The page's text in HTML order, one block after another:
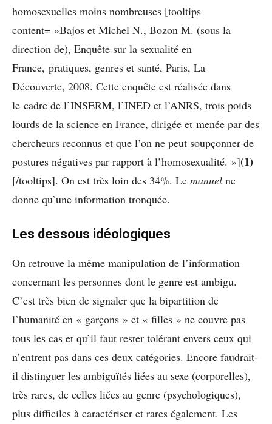
homosexuelles moins nombreuses [tooltips
content= »Bajos et Michel N., Bozon M. (sous la
direction de), Enquête sur la sexualité en
France, pratiques, genres et santé, Paris, La
Découverte, 2008. Cette enquête est réalisée dans
le cadre de l’INSERM, l’INED et l’ANRS, trois poids
lourds de la science en France, dirigée et menée par des
chercheurs reconnus et que l’on ne peut soupçonner de
postures négatives par rapport à l’homosexualité. »](1)
[/tooltips]. On est très loin des 34%. Le manuel ne
donne qu’une information tronquée.
Les dessous idéologiques
On retrouve la même manipulation de l’information
concernant les personnes dont le genre est ambigu.
C’est très bien de signaler que la bipartition de
l’humanité en « garçons » et « filles » ne couvre pas
tous les cas et qu’il faut rester tolérant envers ceux qui
n’entrent pas dans ces deux catégories. Encore faudrait-
il distinguer les ambiguïtés liées au sexe (corporelles),
très rares, de celles liées au genre (psychologiques),
plus difficiles à caractériser et rares également. Les